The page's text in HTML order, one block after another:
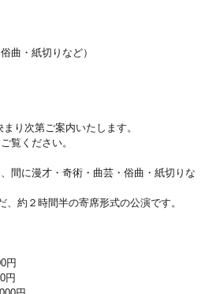
曲・紙切りなど）
り次第ご案内いたします。
ください。
間に漫才・奇術・曲芸・俗曲・紙切りな
、約２時間半の寄席形式の公演です。
円
円